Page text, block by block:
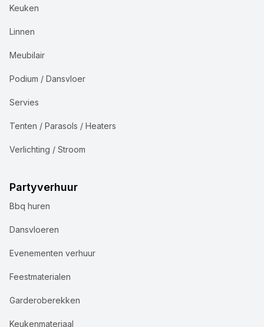
Keuken
Linnen
Meubilair
Podium / Dansvloer
Servies
Tenten / Parasols / Heaters
Verlichting / Stroom
Partyverhuur
Bbq huren
Dansvloeren
Evenementen verhuur
Feestmaterialen
Garderoberekken
Keukenmateriaal